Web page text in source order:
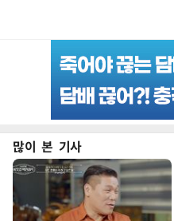
많이 본 기사